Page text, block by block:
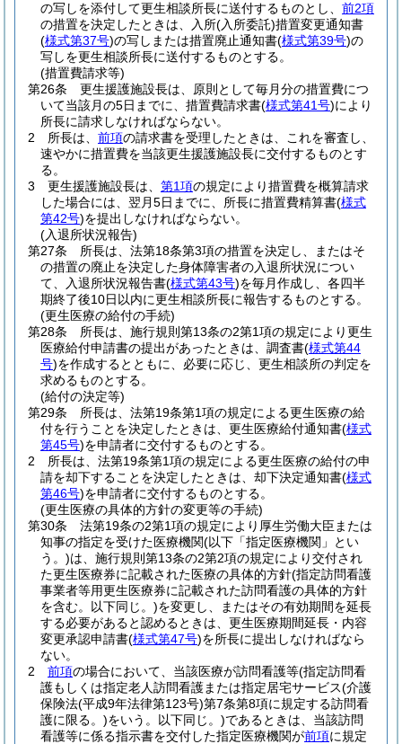
の写しを添付して更生相談所長に送付するものとし、 前2項
の措置を決定したときは、入所(入所委託)措置変更通知書
(様式第37号)の写しまたは措置廃止通知書(様式第39号)の
写しを更生相談所長に送付するものとする。
(措置費請求等)
第26条
更生援護施設長は、原則として毎月分の措置費につ
いて当該月の5日までに、措置費請求書(様式第41号)により
所長に請求しなければならない。
2
所長は、 前項の請求書を受理したときは、これを審査し、
速やかに措置費を当該更生援護施設長に交付するものとす
る。
3
更生援護施設長は、 第1項の規定により措置費を概算請求
した場合には、翌月5日までに、所長に措置費精算書(様式
第42号)を提出しなければならない。
(入退所状況報告)
第27条
所長は、法第18条第3項の措置を決定し、またはそ
の措置の廃止を決定した身体障害者の入退所状況につい
て、入退所状況報告書(様式第43号)を毎月作成し、各四半
期終了後10日以内に更生相談所長に報告するものとする。
(更生医療の給付の手続)
第28条
所長は、施行規則第13条の2第1項の規定により更生
医療給付申請書の提出があったときは、調査書(様式第44
号)を作成するとともに、必要に応じ、更生相談所の判定を
求めるものとする。
(給付の決定等)
第29条
所長は、法第19条第1項の規定による更生医療の給
付を行うことを決定したときは、更生医療給付通知書(様式
第45号)を申請者に交付するものとする。
2
所長は、法第19条第1項の規定による更生医療の給付の申
請を却下することを決定したときは、却下決定通知書(様式
第46号)を申請者に交付するものとする。
(更生医療の具体的方針の変更等の手続)
第30条
法第19条の2第1項の規定により厚生労働大臣または
知事の指定を受けた医療機関(以下「指定医療機関」とい
う。)は、施行規則第13条の2第2項の規定により交付され
た更生医療券に記載された医療の具体的方針(指定訪問看護
事業者等用更生医療券に記載された訪問看護の具体的方針
を含む。以下同じ。)を変更し、またはその有効期間を延長
する必要があると認めるときは、更生医療期間延長・内容
変更承認申請書(様式第47号)を所長に提出しなければなら
ない。
2
前項の場合において、当該医療が訪問看護等(指定訪問看
護もしくは指定老人訪問看護または指定居宅サービス(介護
保険法(平成9年法律第123号)第7条第8項に規定する訪問看
護に限る。)をいう。以下同じ。)であるときは、当該訪問
看護等に係る指示書を交付した指定医療機関が前項に規定